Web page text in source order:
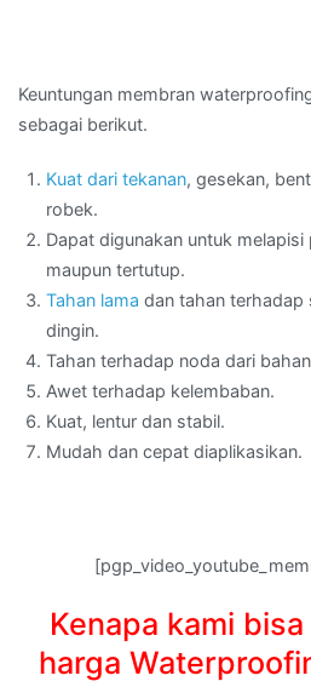
Keuntungan membran
sebagai berikut.
Kuat dari tekanan, gesekan,
robek.
Dapat digunakan untuk
maupun tertutup.
Tahan lama dan tahan terhadap
dingin.
Tahan terhadap noda dari
Awet terhadap kelembaban.
Kuat, lentur dan stabil.
Mudah dan cepat diaplikasikan.
Kenapa kami
harga